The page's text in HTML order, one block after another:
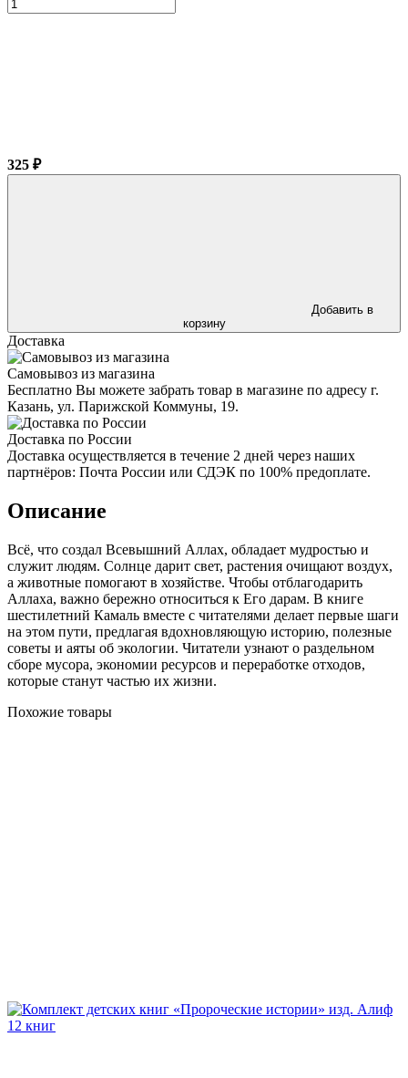
325 ₽
Добавить в
корзину
Доставка
Самовывоз из магазина
Бесплатно Вы можете забрать товар в магазине по адресу г.
Казань, ул. Парижской Коммуны, 19.
Доставка по России
Доставка осуществляется в течение 2 дней через наших
партнёров: Почта России или СДЭК по 100% предоплате.
Описание
Всё, что создал Всевышний Аллах, обладает мудростью и
служит людям. Солнце дарит свет, растения очищают воздух,
а животные помогают в хозяйстве. Чтобы отблагодарить
Аллаха, важно бережно относиться к Его дарам. В книге
шестилетний Камаль вместе с читателями делает первые шаги
на этом пути, предлагая вдохновляющую историю, полезные
советы и аяты об экологии. Читатели узнают о раздельном
сборе мусора, экономии ресурсов и переработке отходов,
которые станут частью их жизни.
Похожие товары